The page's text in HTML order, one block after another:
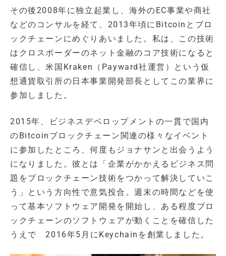
その後2008年に独立起業し、海外のEC事業や商社
などのコンサルを経て、2013年頃にBitcoinとブロ
ックチェーンにめぐりあいました。私は、この技術
はクロスボーダーのネット金融のコア技術になると
確信し、米国Kraken（Payward社運営）という仮
想通貨取引所の日本事業開発部長としてこの業界に
参加しました。
2015年、ビジネスデベロップメントの一貫で国内
のBitcoinブロックチェーン関連の様々なイベント
に参加したところ、何度もジョナサンと出会うよう
になりました。彼とは「企業がかかえるビジネス問
題をブロックチェーン技術をつかって解決していこ
う」という方向性で意気投合。週末の時間などを使
って基本ソフトウェア開発を開始し、ある程度ブロ
ックチェーンのソフトウェアが動くことを確信した
うえで 2016年5月にKeychainを創業しました。